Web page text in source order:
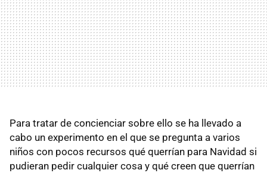
Para tratar de concienciar sobre ello se ha llevado a
cabo un experimento en el que se pregunta a varios
niños con pocos recursos qué querrían para Navidad si
pudieran pedir cualquier cosa y qué creen que querrían